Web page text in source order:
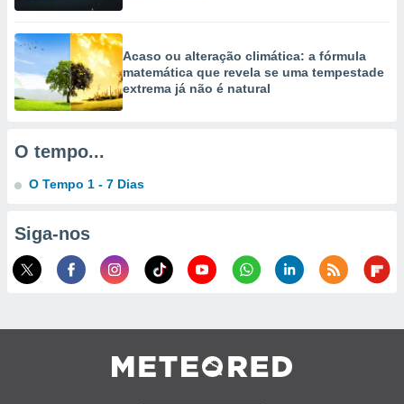
medir o
os
de
ou
de dados
e melhorar
através
Acaso ou alteração climática: a fórmula
matemática que revela se uma tempestade
extrema já não é natural
O tempo...
O Tempo 1 - 7 Dias
Siga-nos